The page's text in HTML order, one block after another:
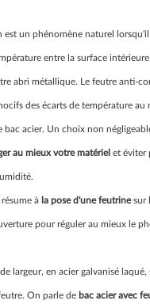
est un phénomène naturel
entre la surface
abri métallique. Le feutre anti-
des écarts de température au
bac acier. Un choix non
au mieux votre matériel et éviter
à la pose d'une feutrinesur
pour réguler au mieux le
largeur, en acier galvanisé laqué,
On parle de bac acier avec